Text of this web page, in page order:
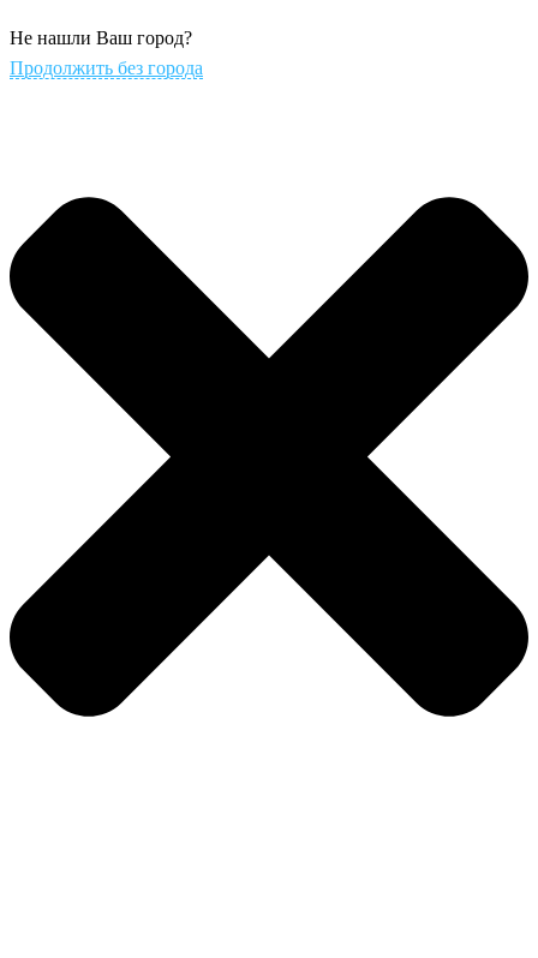
Не нашли Ваш город?
Продолжить без города